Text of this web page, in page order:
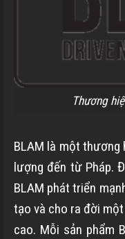
Thương
BLAM là một thương
lượng đến từ Pháp.
BLAM phát triển
tạo và cho ra đời
cao. Mỗi sản phẩm